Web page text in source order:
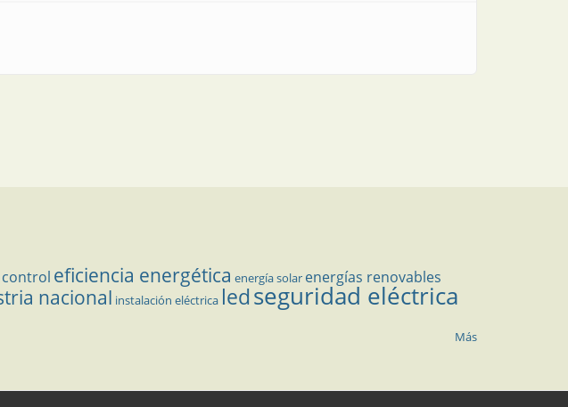
control eficiencia energética energía solar energías renovables
nacional instalación eléctrica ledseguridad eléctrica
Más